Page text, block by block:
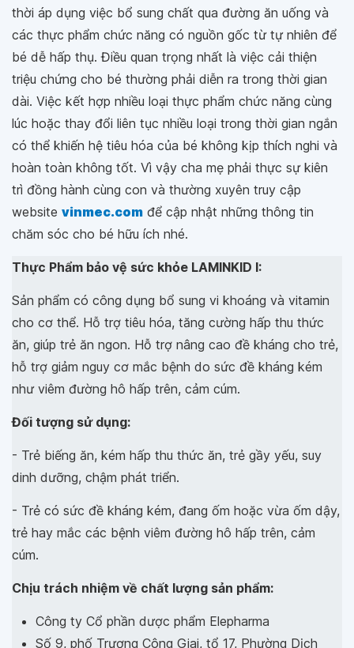
thời áp dụng việc bổ sung chất qua đường ăn uống và
các thực phẩm chức năng có nguồn gốc từ tự nhiên để
bé dễ hấp thụ. Điều quan trọng nhất là việc cải thiện
triệu chứng cho bé thường phải diễn ra trong thời gian
dài. Việc kết hợp nhiều loại thực phẩm chức năng cùng
lúc hoặc thay đổi liên tục nhiều loại trong thời gian ngắn
có thể khiến hệ tiêu hóa của bé không kịp thích nghi và
hoàn toàn không tốt. Vì vậy cha mẹ phải thực sự kiên
trì đồng hành cùng con và thường xuyên truy cập
website vinmec.com để cập nhật những thông tin
chăm sóc cho bé hữu ích nhé.
Thực Phẩm bảo vệ sức khỏe LAMINKID I:
Sản phẩm có công dụng bổ sung vi khoáng và vitamin
cho cơ thể. Hỗ trợ tiêu hóa, tăng cường hấp thu thức
ăn, giúp trẻ ăn ngon. Hỗ trợ nâng cao đề kháng cho trẻ,
hỗ trợ giảm nguy cơ mắc bệnh do sức đề kháng kém
như viêm đường hô hấp trên, cảm cúm.
Đối tượng sử dụng:
- Trẻ biếng ăn, kém hấp thu thức ăn, trẻ gầy yếu, suy
dinh dưỡng, chậm phát triển.
- Trẻ có sức đề kháng kém, đang ốm hoặc vừa ốm dậy,
trẻ hay mắc các bệnh viêm đường hô hấp trên, cảm
cúm.
Chịu trách nhiệm về chất lượng sản phẩm:
Công ty Cổ phần dược phẩm Elepharma
Số 9, phố Trương Công Giai, tổ 17, Phường Dịch